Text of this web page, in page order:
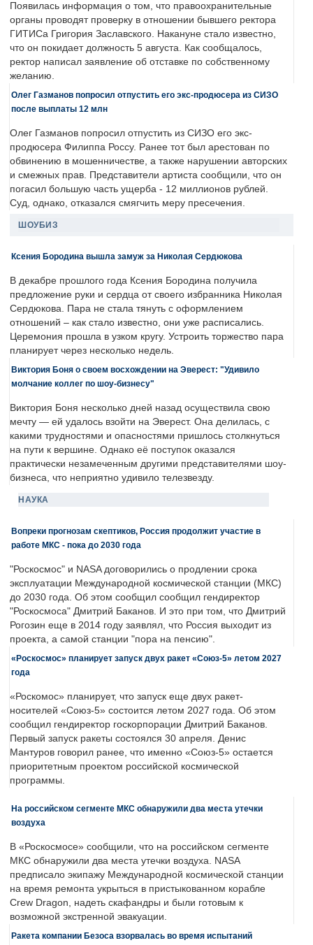
Появилась информация о том, что правоохранительные
органы проводят проверку в отношении бывшего ректора
ГИТИСа Григория Заславского. Накануне стало известно,
что он покидает должность 5 августа. Как сообщалось,
ректор написал заявление об отставке по собственному
желанию.
Олег Газманов попросил отпустить его экс-продюсера из СИЗО
после выплаты 12 млн
Олег Газманов попросил отпустить из СИЗО его экс-
продюсера Филиппа Россу. Ранее тот был арестован по
обвинению в мошенничестве, а также нарушении авторских
и смежных прав. Представители артиста сообщили, что он
погасил большую часть ущерба - 12 миллионов рублей.
Суд, однако, отказался смягчить меру пресечения.
ШОУБИЗ
Ксения Бородина вышла замуж за Николая Сердюкова
В декабре прошлого года Ксения Бородина получила
предложение руки и сердца от своего избранника Николая
Сердюкова. Пара не стала тянуть с оформлением
отношений – как стало известно, они уже расписались.
Церемония прошла в узком кругу. Устроить торжество пара
планирует через несколько недель.
Виктория Боня о своем восхождении на Эверест: "Удивило
молчание коллег по шоу-бизнесу"
Виктория Боня несколько дней назад осуществила свою
мечту — ей удалось взойти на Эверест. Она делилась, с
какими трудностями и опасностями пришлось столкнуться
на пути к вершине. Однако её поступок оказался
практически незамеченным другими представителями шоу-
бизнеса, что неприятно удивило телезвезду.
НАУКА
Вопреки прогнозам скептиков, Россия продолжит участие в
работе МКС - пока до 2030 года
"Роскосмос" и NASA договорились о продлении срока
эксплуатации Международной космической станции (МКС)
до 2030 года. Об этом сообщил сообщил гендиректор
"Роскосмоса" Дмитрий Баканов. И это при том, что Дмитрий
Рогозин еще в 2014 году заявлял, что Россия выходит из
проекта, а самой станции "пора на пенсию".
«Роскосмос» планирует запуск двух ракет «Союз-5» летом 2027
года
«Роскомос» планирует, что запуск еще двух ракет-
носителей «Союз-5» состоится летом 2027 года. Об этом
сообщил гендиректор госкорпорации Дмитрий Баканов.
Первый запуск ракеты состоялся 30 апреля. Денис
Мантуров говорил ранее, что именно «Союз-5» остается
приоритетным проектом российской космической
программы.
На российском сегменте МКС обнаружили два места утечки
воздуха
В «Роскосмосе» сообщили, что на российском сегменте
МКС обнаружили два места утечки воздуха. NASA
предписало экипажу Международной космической станции
на время ремонта укрыться в пристыкованном корабле
Crew Dragon, надеть скафандры и были готовым к
возможной экстренной эвакуации.
Ракета компании Безоса взорвалась во время испытаний